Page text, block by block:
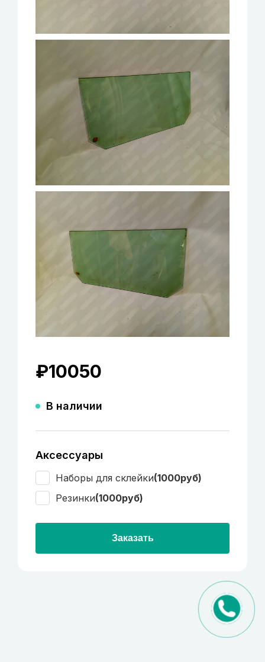
₽10050
В наличии
Аксессуары
Наборы для склейки(1000руб)
Резинки(1000руб)
Заказать